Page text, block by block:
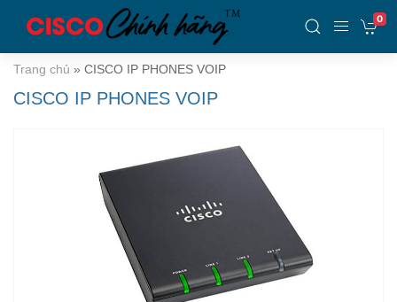
0
Trang chủ » CISCO IP PHONES VOIP
CISCO IP PHONES VOIP